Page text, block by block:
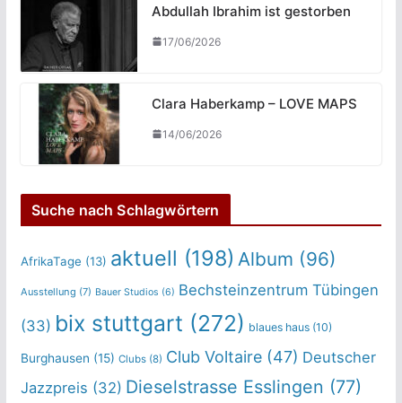
Abdullah Ibrahim ist gestorben
17/06/2026
Clara Haberkamp – LOVE MAPS
14/06/2026
Suche nach Schlagwörtern
AfrikaTage (13) aktuell (198) Album (96)
Ausstellung (7) Bauer Studios (6) Bechsteinzentrum Tübingen
(33) bix stuttgart (272) blaues haus(10)
Burghausen (15) Clubs(8) Club Voltaire(47) Deutscher
Jazzpreis (32) Dieselstrasse Esslingen (77)